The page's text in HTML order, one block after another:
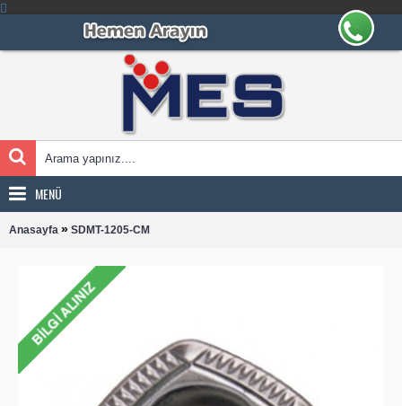
MENÜ
Anasayfa » SDMT-1205-CM